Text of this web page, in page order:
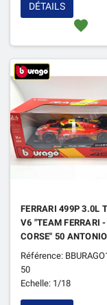
favorite
DÉTAILS
FERRARI 499P 3.0L
V6 "TEAM FERRARI
CORSE" 50 ANTONIO
FUOCO / MIGUEL
/ NICKLAS NIELSEN
DU MANS 2024 1ER
Référence:
50
Echelle: 1/18